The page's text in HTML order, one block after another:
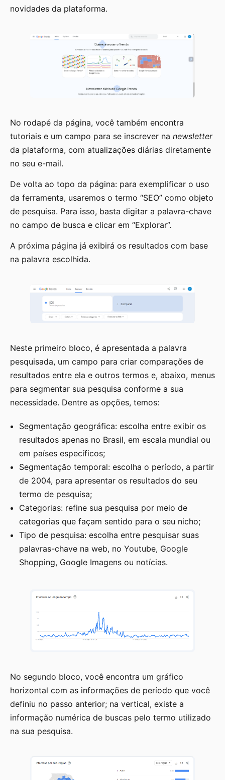
novidades da plataforma.
No rodapé da página, você também encontra
tutoriais e um campo para se inscrever na newsletter
da plataforma, com atualizações diárias diretamente
no seu e-mail.
De volta ao topo da página: para exemplificar o uso
da ferramenta, usaremos o termo “SEO” como objeto
de pesquisa. Para isso, basta digitar a palavra-chave
no campo de busca e clicar em “Explorar”.
A próxima página já exibirá os resultados com base
na palavra escolhida.
Neste primeiro bloco, é apresentada a palavra
pesquisada, um campo para criar comparações de
resultados entre ela e outros termos e, abaixo, menus
para segmentar sua pesquisa conforme a sua
necessidade. Dentre as opções, temos:
Segmentação geográfica: escolha entre exibir os
resultados apenas no Brasil, em escala mundial ou
em países específicos;
Segmentação temporal: escolha o período, a partir
de 2004, para apresentar os resultados do seu
termo de pesquisa;
Categorias: refine sua pesquisa por meio de
categorias que façam sentido para o seu nicho;
Tipo de pesquisa: escolha entre pesquisar suas
palavras-chave na web, no Youtube, Google
Shopping, Google Imagens ou notícias.
No segundo bloco, você encontra um gráfico
horizontal com as informações de período que você
definiu no passo anterior; na vertical, existe a
informação numérica de buscas pelo termo utilizado
na sua pesquisa.